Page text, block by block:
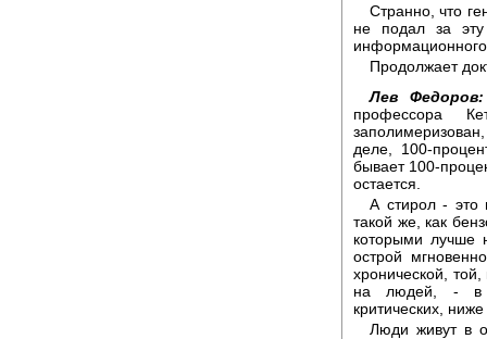
Странно, что
не подал за эту
информационного
Продолжает
Лев Федоров:
профессора
деле, 100-
бывает 100-
остается.
А стирол - это
такой же, как
которыми лучше
острой
хронической,
на людей, - в
критических,
Люди живут в